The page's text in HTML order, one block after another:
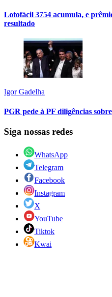
Lotofácil 3754 acumula, e
resultado
Igor Gadelha
PGR pede à PF diligências
Siga nossas redes
WhatsApp
Telegram
Facebook
Instagram
X
YouTube
Tiktok
Kwai